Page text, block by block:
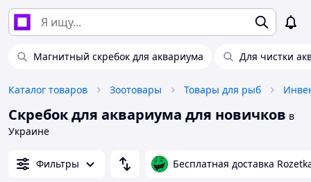
Магнитный скребок для аквариума Для чистки
Каталог товаров Зоотовары Товары для рыб
Скребок для аквариума для новичков в
Украине
Фильтры Бесплатная доставка